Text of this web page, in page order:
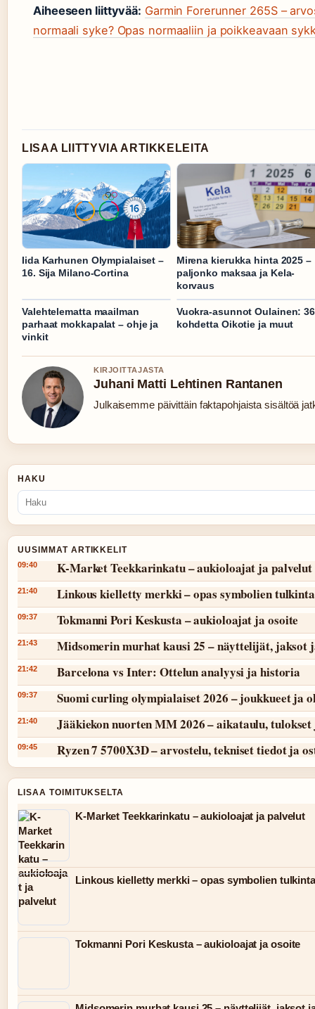
Aiheeseen liittyvää: Garmin Forerunner 265S –
normaali syke? Opas normaaliin ja poikkeavaan
LISAA LIITTYVIA ARTIKKELEITA
Iida Karhunen Olympialaiset –
16. Sija Milano-Cortina
Mirena kierukka hinta 2025 –
paljonko maksaa ja Kela-
korvaus
Valehtelematta maailman
parhaat mokkapalat – ohje ja
vinkit
Vuokra-asunnot Oulainen:
kohdetta Oikotie ja muut
KIRJOITTAJASTA
Juhani Matti Lehtinen Rantanen
Julkaisemme päivittäin faktapohjaista sisältöä
HAKU
UUSIMMAT ARTIKKELIT
09:40 K-Market Teekkarinkatu – aukioloajat ja palvelut
21:40 Linkous kielletty merkki – opas symbolien
09:37 Tokmanni Pori Keskusta – aukioloajat ja osoite
21:43 Midsomerin murhat kausi 25 – näyttelijät, jaksot
21:42 Barcelona vs Inter: Ottelun analyysi ja historia
09:37 Suomi curling olympialaiset 2026 – joukkueet ja
21:40 Jääkiekon nuorten MM 2026 – aikataulu,
09:45 Ryzen 7 5700X3D – arvostelu, tekniset tiedot ja
LISAA TOIMITUKSELTA
K-Market Teekkarinkatu – aukioloajat ja palvelut
Linkous kielletty merkki – opas symbolien
Tokmanni Pori Keskusta – aukioloajat ja osoite